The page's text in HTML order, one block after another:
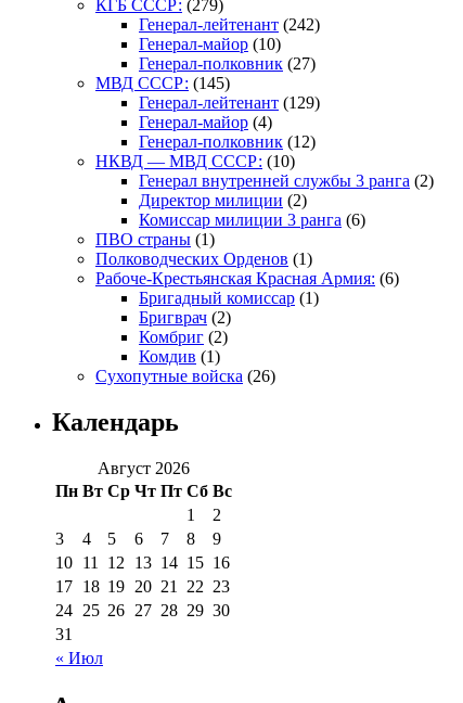
КГБ СССР: (279)
Генерал-лейтенант (242)
Генерал-майор (10)
Генерал-полковник (27)
МВД СССР: (145)
Генерал-лейтенант (129)
Генерал-майор (4)
Генерал-полковник (12)
НКВД — МВД СССР: (10)
Генерал внутренней службы 3 ранга (2)
Директор милиции (2)
Комиссар милиции 3 ранга (6)
ПВО страны (1)
Полководческих Орденов (1)
Рабоче-Крестьянская Красная Армия: (6)
Бригадный комиссар (1)
Бригврач (2)
Комбриг (2)
Комдив (1)
Сухопутные войска (26)
Календарь
Август 2026
Пн Вт Ср Чт Пт Сб Вс
« Июл
1
2
3
4 5 6 7 8
9
10 11 12 13 14 15 16
17 18 19 20 21 22 23
24 25 26 27 28 29 30
31